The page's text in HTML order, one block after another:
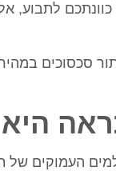
לתבוע,
סכסוכים
היא
העמוקים